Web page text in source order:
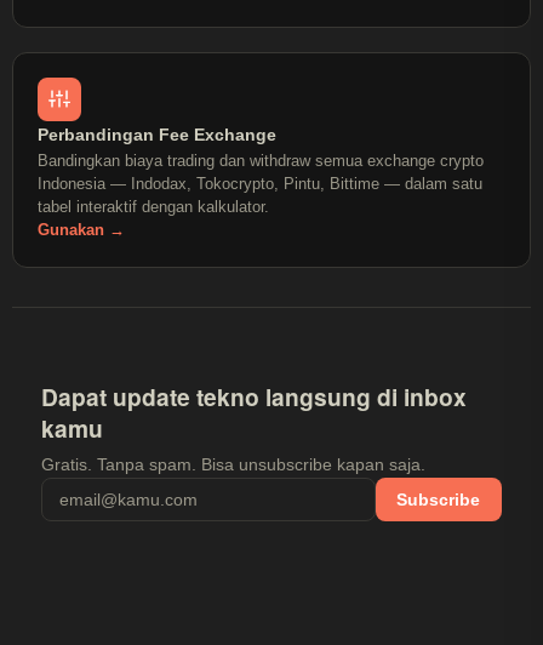
Perbandingan Fee Exchange
Bandingkan biaya trading dan withdraw semua exchange crypto
Indonesia — Indodax, Tokocrypto, Pintu, Bittime — dalam satu
tabel interaktif dengan kalkulator.
Gunakan →
Dapat update tekno langsung di inbox
kamu
Gratis. Tanpa spam. Bisa unsubscribe kapan saja.
Subscribe